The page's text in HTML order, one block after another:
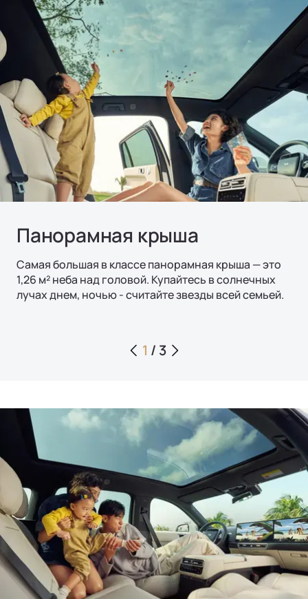
Панорамная крыша
Самая большая в классе панорамная крыша — это
1,26 м² неба над головой. Купайтесь в солнечных
лучах днем, ночью - считайте звезды всей семьей.
1 / 3